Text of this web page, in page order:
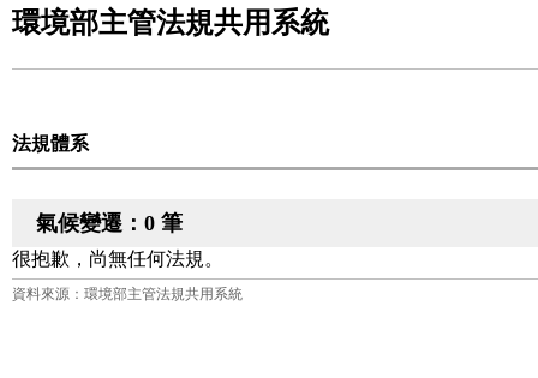
環境部主管法規共用系統
法規體系
氣候變遷：0 筆
很抱歉，尚無任何法規。
資料來源：環境部主管法規共用系統